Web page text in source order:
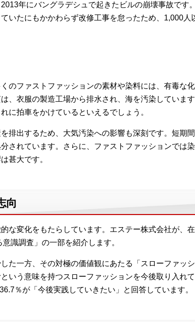
年にバングラデシュで起きたビルの崩壊事故です
いたにもかかわらず改修工事を怠ったため、1,000人
のファストファッションの素材や染料には、有毒な
、衣服の製造工場から排水され、海を汚染していま
に拍車をかけているといえるでしょう。
排出するため、大気汚染への影響も深刻です。短期
されています。さらに、ファストファッションでは
甚大です。
向
な変化をもたらしています。エステー株式会社が、
識調査」の一部を紹介します。
た一方、その対極の価値観にあたる「スローファッ
いう意味を持つスローファッションを今後取り入れ
％が「今後実践していきたい」と回答しています。